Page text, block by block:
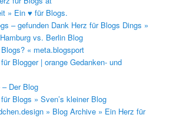
» Ein ♥ für Blogs.
– gefunden Dank Herz für Blogs Dings »
vs. Berlin Blog
« meta.blogsport
Blogger | orange Gedanken- und
– Der Blog
Blogs » Sven’s kleiner Blog
» Blog Archive » Ein Herz für